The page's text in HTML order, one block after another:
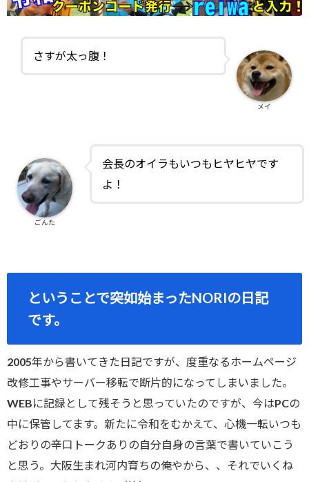
さすが太っ腹！
メイ
会長のオイラもいつもヒヤヒヤです
よ！
ごんた
ということで突如始まったNORIの日記
です。
2005年から書いてきた日記ですが、度重なるホームページ
改修工事やサーバー移転で断片的になってしまいました。
WEBに記録として残そうと思っていたのですが、今はPCの
中に保管してます。新たに令和をむかえて、心機一転いつも
どおりの辛口トークありの自分自身の言葉で書いていこう
と思う。大阪生まれ河内育ちの俺やから、、それでいくね